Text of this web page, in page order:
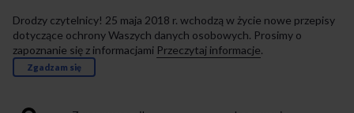
Drodzy czytelnicy! 25 maja 2018 r. wchodzą w życie nowe przepisy
dotyczące ochrony Waszych danych osobowych. Prosimy o
zapoznanie się z informacjami Przeczytaj informacje.
Zgadzam się